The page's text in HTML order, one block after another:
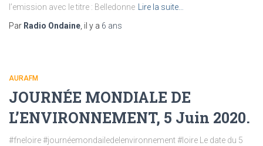
l’emission avec le titre : Belledonne Lire la suite…
Par Radio Ondaine, il y a 6 ans
AURAFM
JOURNÉE MONDIALE DE
L’ENVIRONNEMENT, 5 Juin 2020.
#fneloire #journéemondailedelenvironnement #loire Le date du 5